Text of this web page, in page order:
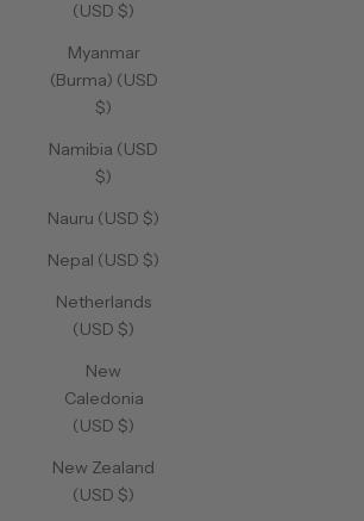
(USD $)
Myanmar
(Burma) (USD
$)
Namibia (USD
$)
Nauru (USD $)
Nepal (USD $)
Netherlands
(USD $)
New
Caledonia
(USD $)
New Zealand
(USD $)